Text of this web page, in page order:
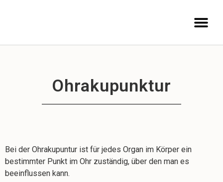
Ohrakupunktur
Bei der Ohrakupuntur ist für jedes Organ im Körper ein
bestimmter Punkt im Ohr zuständig, über den man es
beeinflussen kann.